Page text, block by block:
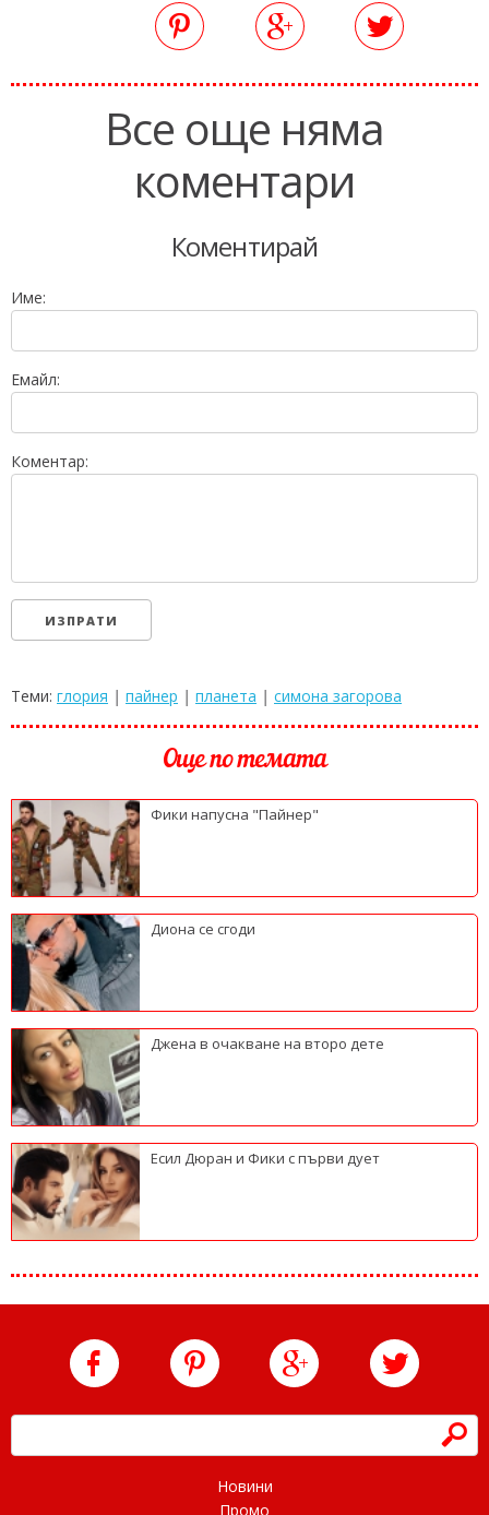
Все още няма
коментари
Коментирай
Име:
Емайл:
Коментар:
Теми: глория | пайнер | планета | симона загорова
Още по темата
Фики напусна "Пайнер"
Диона се сгоди
Джена в очакване на второ дете
Есил Дюран и Фики с първи дует
h
Новини
Промо